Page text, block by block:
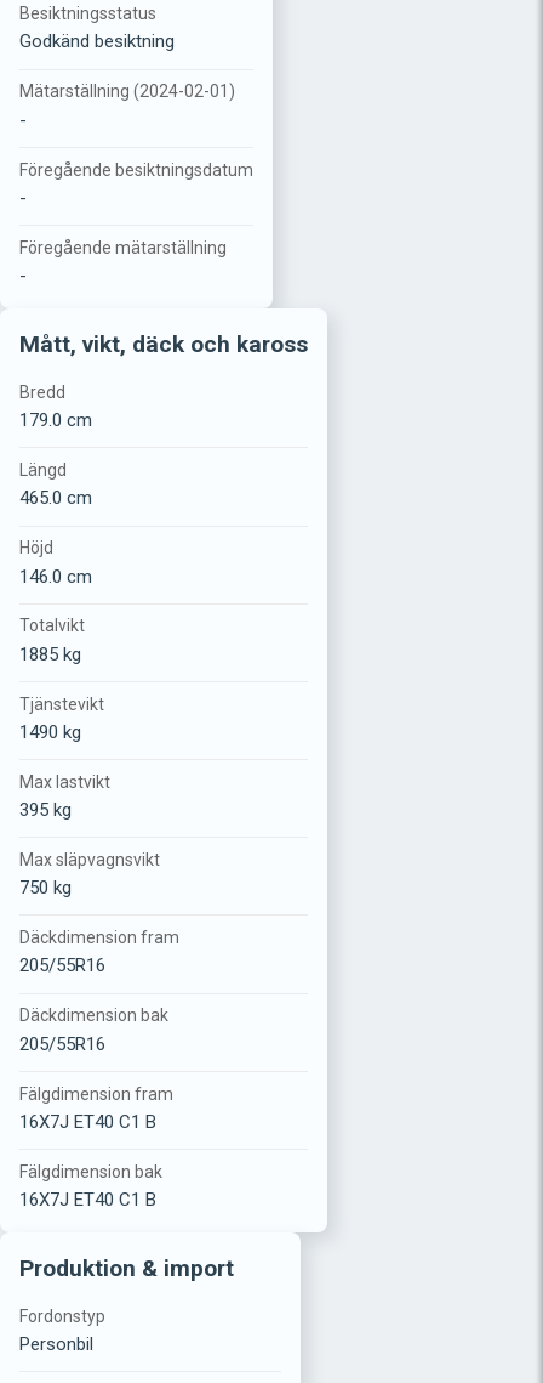
Besiktningsstatus
Godkänd besiktning
Mätarställning (2024-02-01)
-
Föregående besiktningsdatum
-
Föregående mätarställning
-
Mått, vikt, däck och kaross
Bredd
179.0 cm
Längd
465.0 cm
Höjd
146.0 cm
Totalvikt
1885 kg
Tjänstevikt
1490 kg
Max lastvikt
395 kg
Max släpvagnsvikt
750 kg
Däckdimension fram
205/55R16
Däckdimension bak
205/55R16
Fälgdimension fram
16X7J ET40 C1 B
Fälgdimension bak
16X7J ET40 C1 B
Produktion & import
Fordonstyp
Personbil